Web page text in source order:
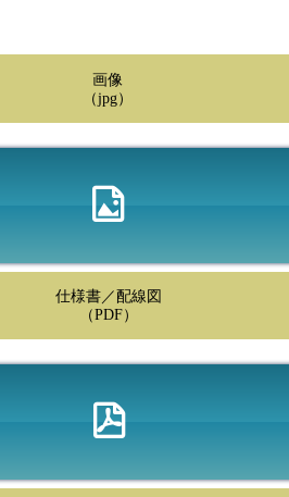
画像
（jpg）
仕様書／配線図
（PDF）